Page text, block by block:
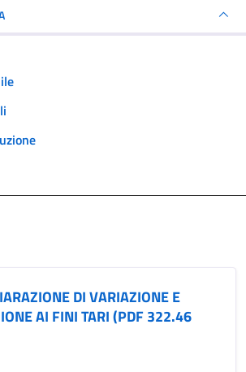
DI VARIAZIONE E
AI FINI TARI (PDF 322.46